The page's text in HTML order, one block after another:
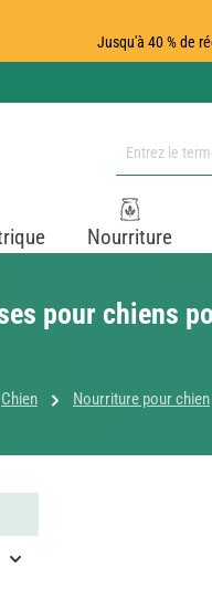
Jusqu'à 40 % de
Nourriture
pour chiens
Chien Nourriture pour chien